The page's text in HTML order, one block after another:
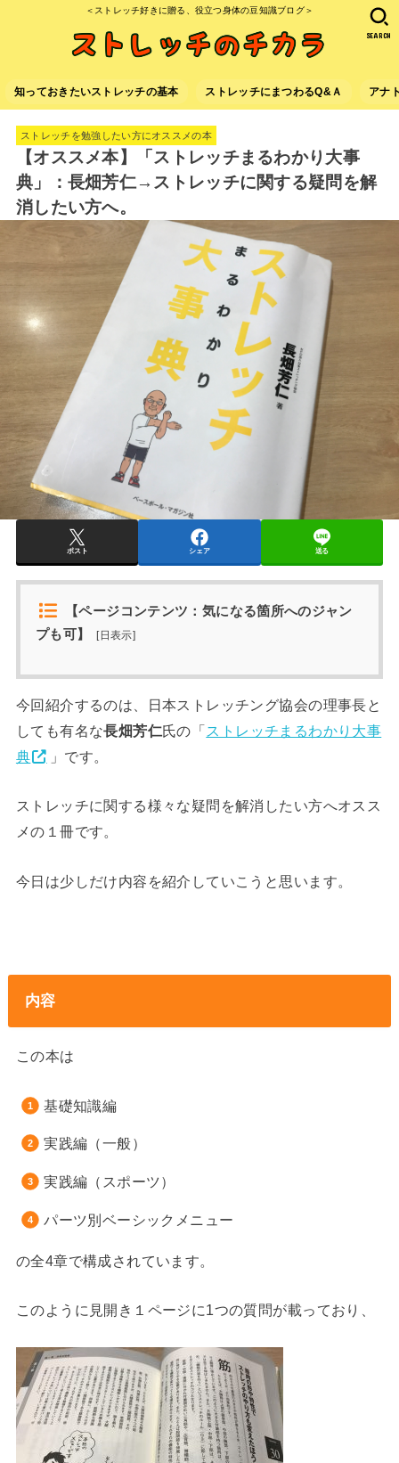
＜ストレッチ好きに贈る、役立つ身体の豆知識ブログ＞
知っておきたいストレッチの基本 ストレッチにまつわるQ&Ａ アナ
SEARCH
ストレッチを勉強したい方にオススメの本
【オススメ本】「ストレッチまるわかり大事
典」：長畑芳仁→ストレッチに関する疑問を解
消したい方へ。
ポスト シェア 送る
【ページコンテンツ：気になる箇所へのジャン
プも可】
[日表示]
今回紹介するのは、日本ストレッチング協会の理事長と
しても有名な長畑芳仁氏の「ストレッチまるわかり大事
典
」です。
ストレッチに関する様々な疑問を解消したい方へオスス
メの１冊です。
今日は少しだけ内容を紹介していこうと思います。
内容
この本は
基礎知識編
実践編（一般）
実践編（スポーツ）
パーツ別ベーシックメニュー
の全4章で構成されています。
このように見開き１ページに1つの質問が載っており、